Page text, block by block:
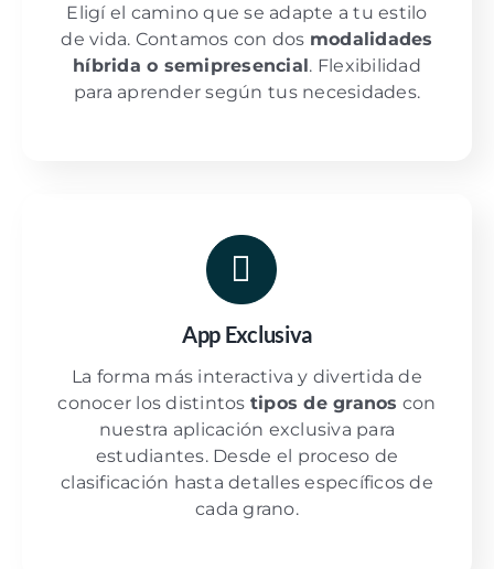
Eligí el camino que se adapte a tu estilo
de vida. Contamos con dos modalidades
híbrida o semipresencial. Flexibilidad
para aprender según tus necesidades.
App Exclusiva
La forma más interactiva y divertida de
conocer los distintos tipos de granos con
nuestra aplicación exclusiva para
estudiantes. Desde el proceso de
clasificación hasta detalles específicos de
cada grano.